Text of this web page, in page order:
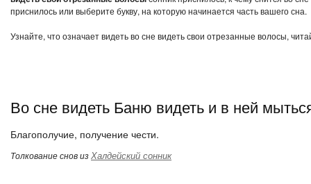
приснилось или выберите букву, на которую начинается часть вашего сна.
Узнайте, что означает видеть во сне видеть свои отрезанные волосы,
Во сне видеть Баню видеть и в ней
Благополучие, получение чести.
Толкование снов изХалдейский сонник